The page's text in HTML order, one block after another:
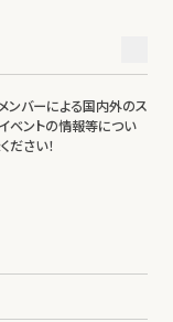
ンバーによる国内外のス
ベントの情報等につい
ださい！